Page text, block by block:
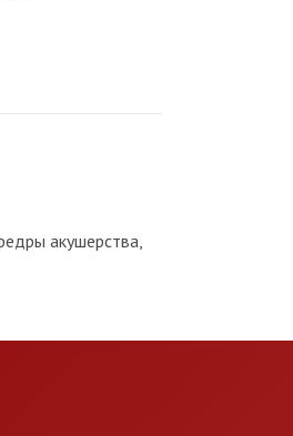
акушерства,